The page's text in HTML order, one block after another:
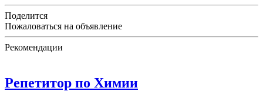
Поделится
Пожаловаться на объявление
Рекомендации
Репетитор по Химии